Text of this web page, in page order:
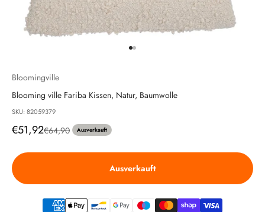
Bloomingville
Blooming ville Fariba Kissen, Natur, Baumwolle
SKU: 82059379
Angebot
€51,92Regulärer Preis
€64,90 Ausverkauft
Ausverkauft